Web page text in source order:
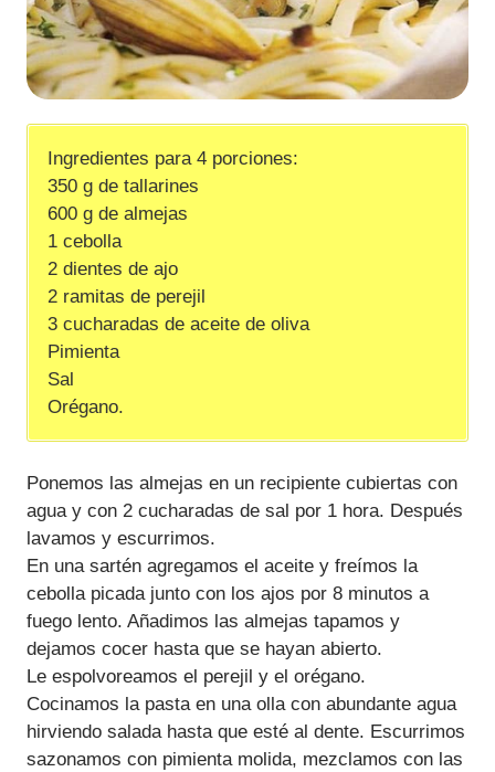
Ingredientes para 4 porciones:
350 g de tallarines
600 g de almejas
1 cebolla
2 dientes de ajo
2 ramitas de perejil
3 cucharadas de aceite de oliva
Pimienta
Sal
Orégano.
Ponemos las almejas en un recipiente cubiertas con
agua y con 2 cucharadas de sal por 1 hora. Después
lavamos y escurrimos.
En una sartén agregamos el aceite y freímos la
cebolla picada junto con los ajos por 8 minutos a
fuego lento. Añadimos las almejas tapamos y
dejamos cocer hasta que se hayan abierto.
Le espolvoreamos el perejil y el orégano.
Cocinamos la pasta en una olla con abundante agua
hirviendo salada hasta que esté al dente. Escurrimos
sazonamos con pimienta molida, mezclamos con las